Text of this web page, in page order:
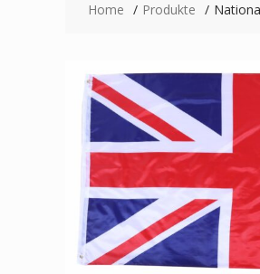
Home Produkte